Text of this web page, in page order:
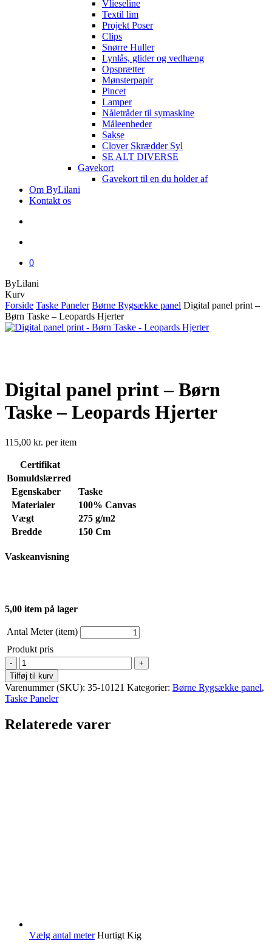
Vlieseline
Textil lim
Projekt Poser
Clips
Snørre Huller
Lynlås, glider og vedhæng
Opsprætter
Mønsterpapir
Pincet
Lamper
Nåletråder til symaskine
Måleenheder
Sakse
Clover Skrædder Syl
SE ALT DIVERSE
Gavekort
Gavekort til en du holder af
Om ByLilani
Kontakt os
0
ByLilani
KurvClose
Cart
Forside Taske Paneler Børne Rygsække panel Digital panel print –
Børn Taske – Leopards Hjerter
Digital panel print – Børn
Taske – Leopards Hjerter
115,00 kr. per item
Certifikat
Bomuldslærred
Egenskaber
Taske
Materialer
100% Canvas
Vægt
275 g/m2
Bredde
150 Cm
Vaskeanvisning
5,00 item på lager
Antal Meter (item)
Produkt pris
Digital
panel
print
-
Børn
-
Tilføj til kurv
Varenummer (SKU): 35-10121 Kategorier: Børne Rygsække panel,
Taske Paneler
Relaterede varer
Vælg antal meter Hurtigt Kig